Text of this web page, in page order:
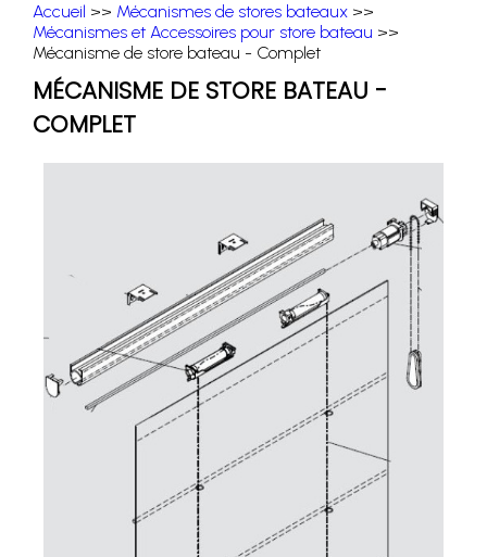
Accueil >> Mécanismes de stores bateaux >>
Mécanismes et Accessoires pour store bateau >>
Mécanisme de store bateau - Complet
MÉCANISME DE STORE BATEAU -
COMPLET